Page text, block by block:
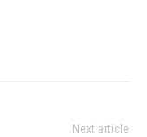
Next article